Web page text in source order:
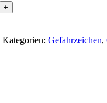
Kategorien: Gefahrzeichen,